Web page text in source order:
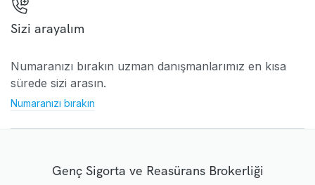
Sizi arayalım
Numaranızı bırakın uzman danışmanlarımız en kısa
sürede sizi arasın.
Numaranızı bırakın
Genç Sigorta ve Reasürans Brokerliği